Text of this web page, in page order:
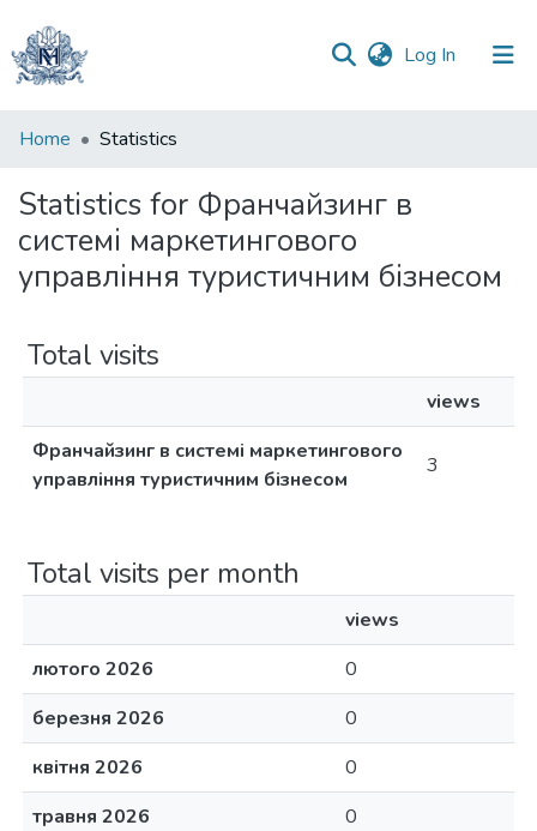
Log In (current)
Communities
Collections
All of DSpace
Home Statistics
Statistics for Франчайзинг в
системі маркетингового
управління туристичним бізнесом
Total visits
views
Франчайзинг в системі маркетингового
управління туристичним бізнесом
3
Total visits per month
views
лютого 2026
0
березня 2026
0
квітня 2026
0
травня 2026
0